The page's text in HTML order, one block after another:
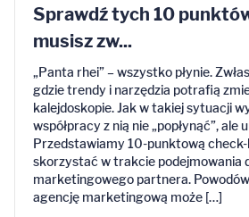
Sprawdź tych 10
musisz zw...
„Panta rhei” – wszystko płynie.
gdzie trendy i narzędzia potrafią
kalejdoskopie. Jak w takiej sytuacji
współpracy z nią nie „popłynąć”,
Przedstawiamy 10-punktową
skorzystać w trakcie podejmowania
marketingowego partnera.
agencję marketingową może […]